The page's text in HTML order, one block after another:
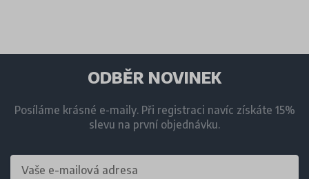
ODBĚR NOVINEK
Posíláme krásné e-maily. Při registraci navíc získáte 15%
slevu na první objednávku.